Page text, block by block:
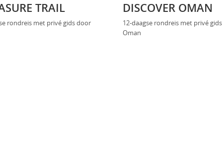
TRAIL
rondreis met privé gids door
DISCOVER OMAN
12-daagse rondreis met privé
Oman